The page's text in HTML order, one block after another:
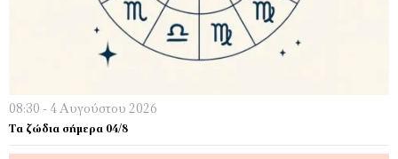
08:30 - 4 Αυγούστου 2026
Τα ζώδια σήμερα 04/8